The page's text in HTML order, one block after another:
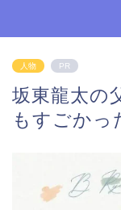
人物 PR
坂東龍太の
もすごかっ